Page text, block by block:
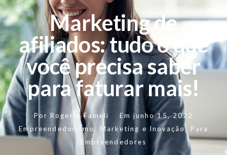
Marketing de
afiliados: tudo o que
você precisa saber
para faturar mais!
Por Rogerio Fameli Em junho 15, 2022
Empreendedorismo, Marketing e Inovação, Para
Empreendedores